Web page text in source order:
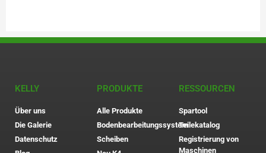
KELLY
Über uns
Die Galerie
Datenschutz
PRODUKTE
Alle Produkte
Bodenbearbeitungssystem
Scheiben
RESSOURCEN
Spartool
Teilekatalog
Registrierung von
Maschinen